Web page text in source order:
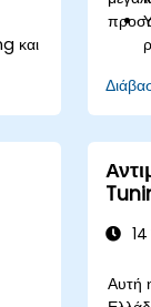
και
και
Αυτή